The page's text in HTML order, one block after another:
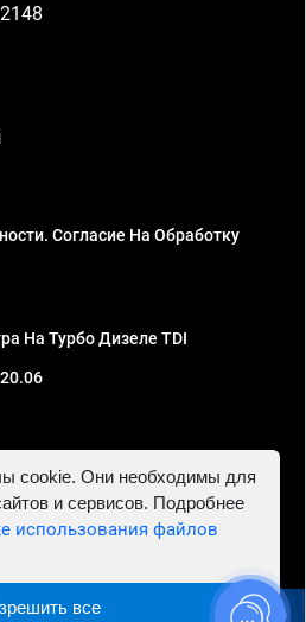
Согласие На Обработку
На Турбо Дизеле TDI
ИНН 781302555843,
в Вологде - Автосервис "Евро
cookie. Они необходимы для
и сервисов. Подробнее
использования файлов
все